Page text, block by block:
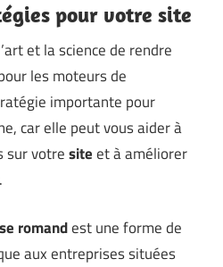
pour votre site
et la science de rendre
les moteurs de
importante pour
car elle peut vous aider à
sur votresiteet à améliorer
romandest une forme de
aux entreprises situées